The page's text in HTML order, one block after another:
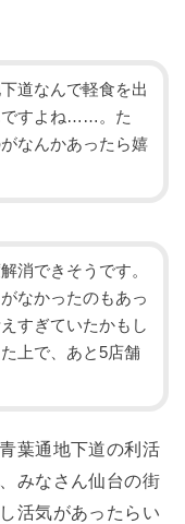
道なんで軽食を出
ですよね……。た
なんかあったら嬉
消できそうです。
なかったのもあっ
すぎていたかもし
上で、あと5店舗
葉通地下道の利活
みなさん仙台の街
活気があったらい